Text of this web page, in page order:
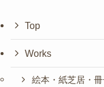
Top
Works
絵本・紙芝居・